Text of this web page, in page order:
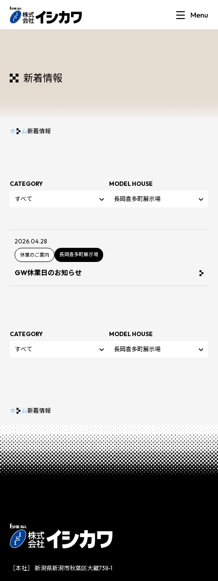
新着情報
ホーム新着情報
CATEGORY MODEL HOUSE
2026.04.28
休業のご案内 長岡喜多町展示場
GW休業日のお知らせ
CATEGORY MODEL HOUSE
ホーム新着情報
［本社］ 新潟県新潟市秋葉区大蔵738-1